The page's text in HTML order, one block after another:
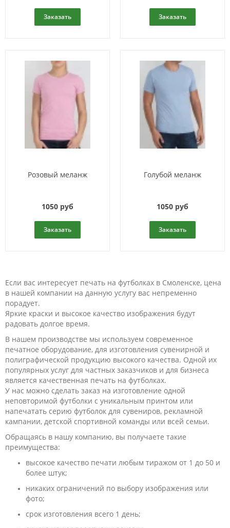
Заказать Заказать
Розовый меланж
1050 руб
Заказать
Голубой меланж
1050 руб
Заказать
Если вас интересует печать на футболках в Смоленске, цена
в нашей компании на данную услугу вас непременно
порадует.
Яркие краски и высокое качество изображения будут
радовать долгое время.
В нашем производстве мы используем современное
печатное оборудование, для изготовления сувенирной и
полиграфической продукцию высокого качества. Одной их
популярных услуг для частных заказчиков и для бизнеса
является качественная печать на футболках.
У нас можно сделать заказ на изготовление одной
неповторимой футболки с уникальным принтом или
напечатать серию футболок для сувениров, рекламной
кампании, детской спортивной команды или всей семьи.
Обращаясь в нашу компанию, вы получаете такие
преимущества:
высокое качество печати любым тиражом от 1 до 50 и
более штук;
никаких ограничений по выбору изображения или
фото;
срок изготовления всего 1 день;